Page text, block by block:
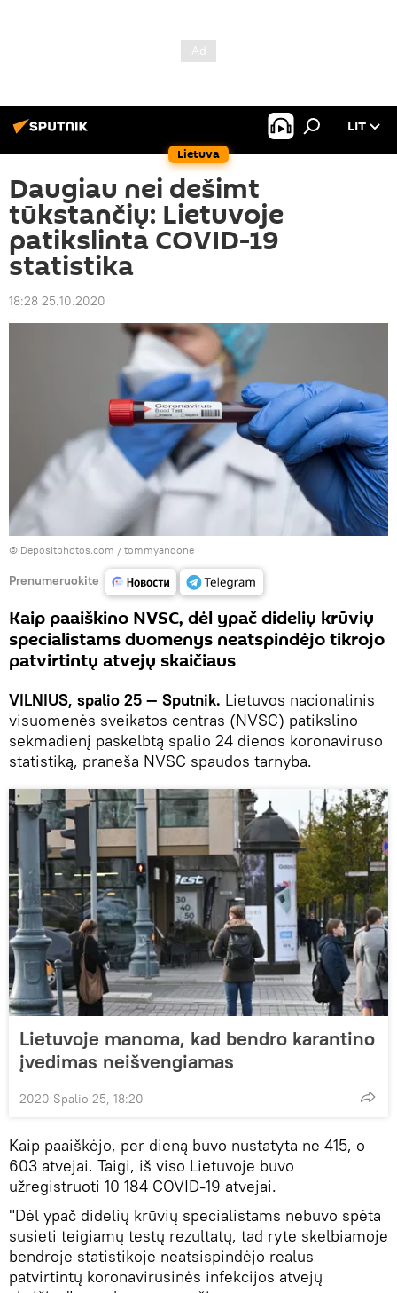
Lietuva
LIT
Daugiau nei dešimt
tūkstančių: Lietuvoje
patikslinta COVID-19
statistika
18:28 25.10.2020
© Depositphotos.com / tommyandone
Prenumeruokite
Kaip paaiškino NVSC, dėl ypač didelių krūvių
specialistams duomenys neatspindėjo tikrojo
patvirtintų atvejų skaičiaus
VILNIUS, spalio 25 — Sputnik. Lietuvos nacionalinis
visuomenės sveikatos centras (NVSC) patikslino
sekmadienį paskelbtą spalio 24 dienos koronaviruso
statistiką, praneša NVSC spaudos tarnyba.
Lietuvoje manoma, kad bendro karantino
įvedimas neišvengiamas
2020 Spalio 25, 18:20
Kaip paaiškėjo, per dieną buvo nustatyta ne 415, o
603 atvejai. Taigi, iš viso Lietuvoje buvo
užregistruoti 10 184 COVID-19 atvejai.
"Dėl ypač didelių krūvių specialistams nebuvo spėta
susieti teigiamų testų rezultatų, tad ryte skelbiamoje
bendroje statistikoje neatsispindėjo realus
patvirtintų koronavirusinės infekcijos atvejų